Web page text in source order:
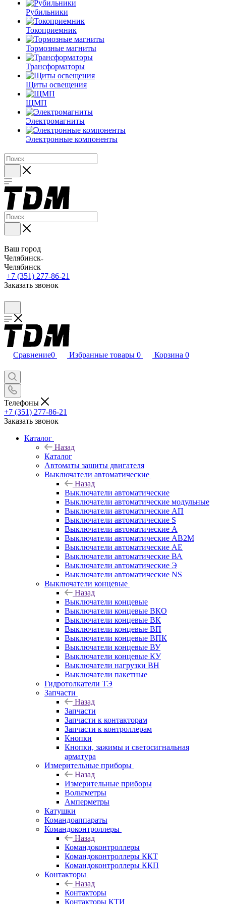
Рубильники
Токоприемник
Тормозные магниты
Трансформаторы
Щиты освещения
ЩМП
Электромагниты
Электронные компоненты
Ваш город
Челябинск
Челябинск
+7 (351) 277-86-21
Заказать звонок
Сравнение0 Избранные товары 0 Корзина 0
Телефоны
+7 (351) 277-86-21
Заказать звонок
Каталог
Назад
Каталог
Автоматы защиты двигателя
Выключатели автоматические
Назад
Выключатели автоматические
Выключатели автоматические модульные
Выключатели автоматические АП
Выключатели автоматические S
Выключатели автоматические А
Выключатели автоматические АВ2М
Выключатели автоматические АЕ
Выключатели автоматические ВА
Выключатели автоматические Э
Выключатели автоматические NS
Выключатели концевые
Назад
Выключатели концевые
Выключатели концевые ВКО
Выключатели концевые ВК
Выключатели концевые ВП
Выключатели концевые ВПК
Выключатели концевые ВУ
Выключатели концевые КУ
Выключатели нагрузки ВН
Выключатели пакетные
Гидротолкатели ТЭ
Запчасти
Назад
Запчасти
Запчасти к контакторам
Запчасти к контроллерам
Кнопки
Кнопки, зажимы и светосигнальная
арматура
Измерительные приборы
Назад
Измерительные приборы
Вольтметры
Амперметры
Катушки
Командоаппараты
Командоконтроллеры
Назад
Командоконтроллеры
Командоконтроллеры ККТ
Командоконтроллеры ККП
Контакторы
Назад
Контакторы
Контакторы КТИ